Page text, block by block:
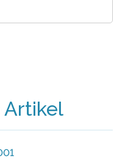
Artikel